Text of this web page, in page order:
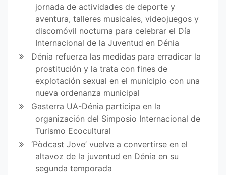
jornada de actividades de deporte y
aventura, talleres musicales, videojuegos y
discomóvil nocturna para celebrar el Día
Internacional de la Juventud en Dénia
Dénia refuerza las medidas para erradicar la
prostitución y la trata con fines de
explotación sexual en el municipio con una
nueva ordenanza municipal
Gasterra UA-Dénia participa en la
organización del Simposio Internacional de
Turismo Ecocultural
‘Pòdcast Jove’ vuelve a convertirse en el
altavoz de la juventud en Dénia en su
segunda temporada